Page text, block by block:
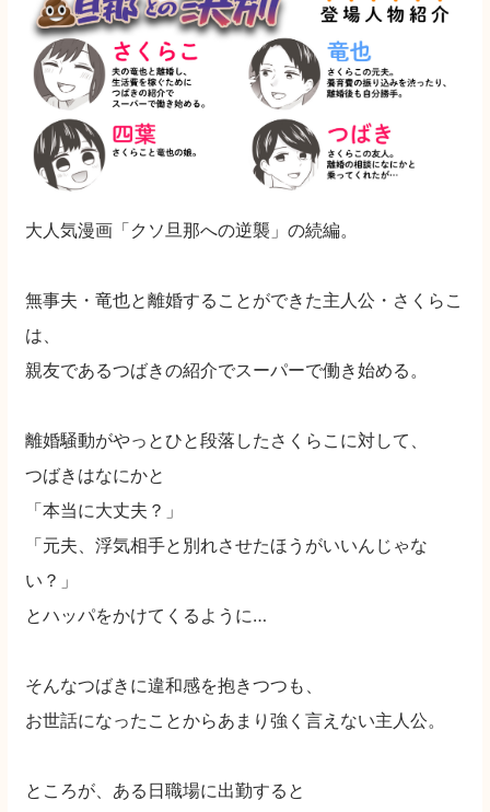
大人気漫画「クソ旦那への逆襲」の続編。
無事夫・竜也と離婚することができた主人公・さくらこ
は、
親友であるつばきの紹介でスーパーで働き始める。
離婚騒動がやっとひと段落したさくらこに対して、
つばきはなにかと
「本当に大丈夫？」
「元夫、浮気相手と別れさせたほうがいいんじゃな
い？」
とハッパをかけてくるように…
そんなつばきに違和感を抱きつつも、
お世話になったことからあまり強く言えない主人公。
ところが、ある日職場に出勤すると